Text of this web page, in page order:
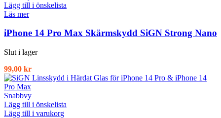
Lägg till i önskelista
Läs mer
iPhone 14 Pro Max Skärmskydd SiGN Strong Nano
Slut i lager
99,00 kr
Snabbvy
Lägg till i önskelista
Lägg till i varukorg